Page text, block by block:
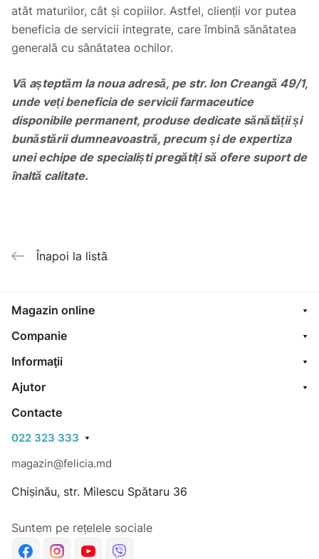
atât maturilor, cât și copiilor. Astfel, clienții vor putea
beneficia de servicii integrate, care îmbină sănătatea
generală cu sănătatea ochilor.
Vă așteptăm la noua adresă, pe str. Ion Creangă 49/1,
unde veți beneficia de servicii farmaceutice
disponibile permanent, produse dedicate sănătății și
bunăstării dumneavoastră, precum și de expertiza
unei echipe de specialiști pregătiți să ofere suport de
înaltă calitate.
Înapoi la listă
Magazin online
Companie
Informaţii
Ajutor
Contacte
022 323 333
magazin@felicia.md
Chișinău, str. Milescu Spătaru 36
Suntem pe rețelele sociale